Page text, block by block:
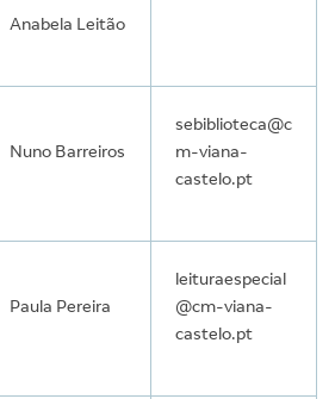
Anabela Leitão
Nuno Barreiros
sebiblioteca@c
m-viana-
castelo.pt
Paula Pereira
leituraespecial
@cm-viana-
castelo.pt